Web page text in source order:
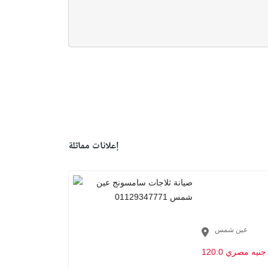
إعلانات مماثلة
عين شمس
120.0 جنيه مصري